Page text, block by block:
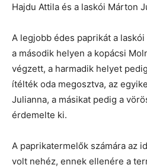
Hajdu Attila és a laskói Márton
A legjobb édes paprikát a
a második helyen a kopácsi
végzett, a harmadik helyet
ítélték oda megosztva, az
Julianna, a másikat pedig a
érdemelte ki.
A paprikatermelők számára az
volt nehéz, ennek ellenére a